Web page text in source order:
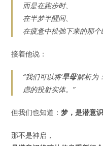
而是在跑步时、
在半梦半醒间、
在疲惫中松弛下来的那
接着他说：
“我们可以将‘旱母’解析
虑的投射实体。”
但我们也知道：梦，是潜意
那不是神启，